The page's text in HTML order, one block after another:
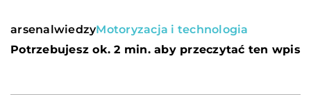
arsenalwiedzyMotoryzacja i technologia
Potrzebujesz ok. 2 min. aby przeczytać ten wpis